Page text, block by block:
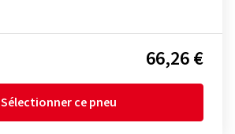
66,26 €
Sélectionner ce pneu